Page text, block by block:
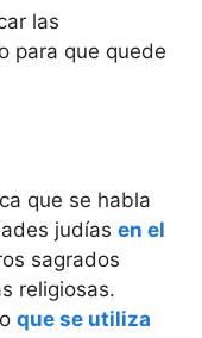
las
para que quede
que se habla
judías en el
sagrados
religiosas.
que se utiliza